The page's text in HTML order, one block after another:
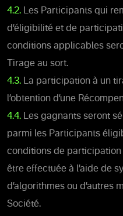
4.2. Les Participants qui
d’éligibilité et de
conditions applicables
Tirage au sort.
4.3. La participation à un
l’obtention d’une
4.4. Les gagnants seront
parmi les Participants
conditions de
être effectuée à l’aide de
d’algorithmes ou d’autres
Société.